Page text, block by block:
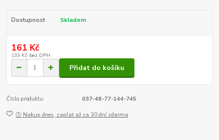
Dostupnost Skladem
161 Kč
133 Kč bez DPH
Přidat do košíku
Číslo produktu: 037-48-77-144-745
🕒 Nakup dnes, zaplať až za 30 dní zdarma